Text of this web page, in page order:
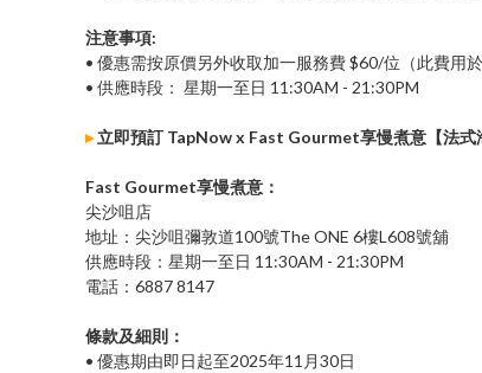
注意事項:
• 優惠需按原價另外收取加一服務費 $60/位（此費用於
• 供應時段： 星期一至日 11:30AM - 21:30PM
▸立即預訂 TapNow x Fast Gourmet享慢煮意【法式
Fast Gourmet享慢煮意：
尖沙咀店
地址：尖沙咀彌敦道100號The ONE 6樓L608號舖
供應時段：星期一至日 11:30AM - 21:30PM
電話：6887 8147
條款及細則：
• 優惠期由即日起至2025年11月30日